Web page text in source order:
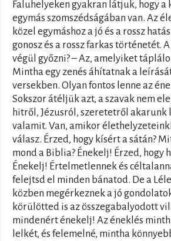
Faluhelyeken gyakran látjuk, hogy a
egymás szomszédságában van. Az
közel egymáshoz a jó és a rossz
gonosz és a rossz farkas történetét.
végül győzni? – Az, amelyiket
Mintha egy zenés áhítatnak a
versekben. Olyan fontos lenne az
Sokszor átéljük azt, a szavak nem
hitről, Jézusról, szeretetről akarunk
valamit. Van, amikor
válasz. Érzed, hogy kísért a sátán?
mond a Biblia? Énekelj! Érzed, hogy
Énekelj! Értelmetlennek és
felejtsd el minden bánatod. De a
közben megérkeznek a jó
körülötted is az összegabalyodott
mindenért énekelj! Az éneklés
lelkét, és felemelné, mintha